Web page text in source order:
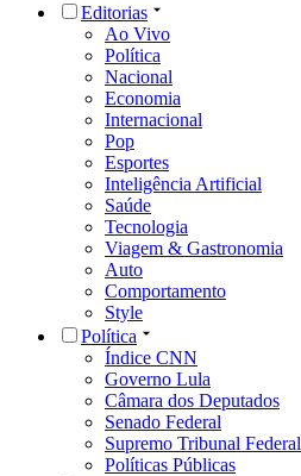
Editorias
Ao Vivo
Política
Nacional
Economia
Internacional
Pop
Esportes
Inteligência Artificial
Saúde
Tecnologia
Viagem & Gastronomia
Auto
Comportamento
Style
Política
Índice CNN
Governo Lula
Câmara dos Deputados
Senado Federal
Supremo Tribunal Federal
Políticas Públicas